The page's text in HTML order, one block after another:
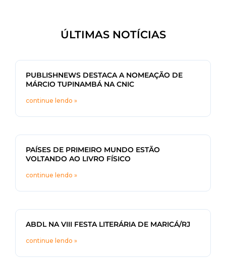
ÚLTIMAS NOTÍCIAS
PUBLISHNEWS DESTACA A NOMEAÇÃO DE
MÁRCIO TUPINAMBÁ NA CNIC
continue lendo »
PAÍSES DE PRIMEIRO MUNDO ESTÃO
VOLTANDO AO LIVRO FÍSICO
continue lendo »
ABDL NA VIII FESTA LITERÁRIA DE MARICÁ/RJ
continue lendo »